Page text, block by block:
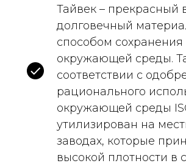
Тайвек – прекрасный
долговечный
способом
окружающей среды.
соответствии с
рационального
окружающей среды
утилизирован на
заводах, которые
высокой плотности в